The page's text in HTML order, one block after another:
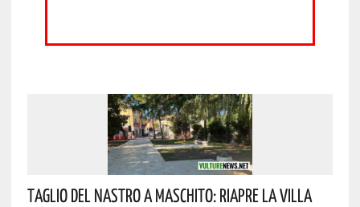
Taglio Del Nastro A Maschito: Riapre La Villa